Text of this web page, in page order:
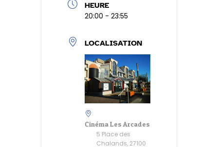
HEURE
20:00 - 23:55
LOCALISATION
Cinéma Les Arcades
5 Place des
Chalands, 27100